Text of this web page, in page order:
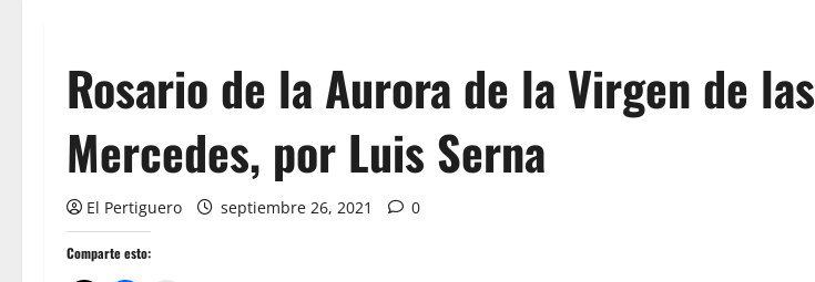
Rosario de la Aurora de la Virgen de las
Mercedes, por Luis Serna
El Pertiguero septiembre 26, 2021 0
Comparte esto: